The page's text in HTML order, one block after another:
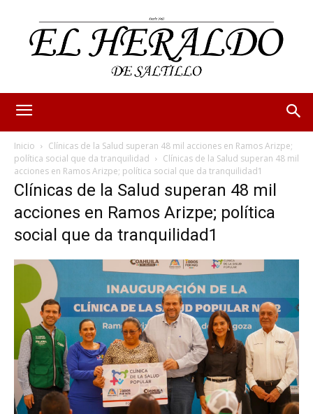
Inicio
Clínicas de la Salud superan 48 mil acciones en Ramos Arizpe;
política social que da tranquilidad
Clínicas de la Salud superan 48 mil
acciones en Ramos Arizpe; política social que da tranquilidad1
Clínicas de la Salud superan 48 mil
acciones en Ramos Arizpe; política
social que da tranquilidad1